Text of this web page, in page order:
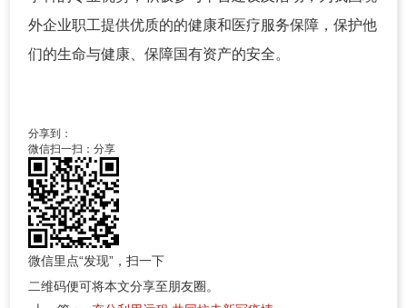
外企业职工提供优质的的健康和医疗服务保障，保护他
们的生命与健康、保障国有资产的安全。
分享到：
微信扫一扫：分享
微信里点“发现”，扫一下
二维码便可将本文分享至朋友圈。